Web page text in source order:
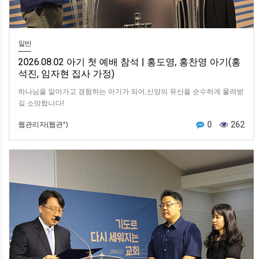
일반
2026.08.02 아기 첫 예배 참석 | 홍도영, 홍찬영 아기(홍
석진, 임자현 집사 가정)
하나님을 알아가고 경험하는 아기가 되어,신앙의 유산을 순수하게 물려받
길 소망합니다!
웹관리자(웹관*) 0 262